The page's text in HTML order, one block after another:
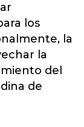
los
la
la
del
de